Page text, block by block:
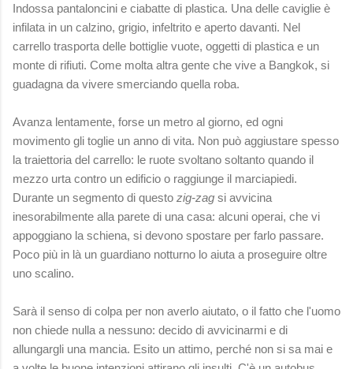
Indossa pantaloncini e ciabatte di plastica. Una delle caviglie è
infilata in un calzino, grigio, infeltrito e aperto davanti. Nel
carrello trasporta delle bottiglie vuote, oggetti di plastica e un
monte di rifiuti. Come molta altra gente che vive a Bangkok, si
guadagna da vivere smerciando quella roba.
Avanza lentamente, forse un metro al giorno, ed ogni
movimento gli toglie un anno di vita. Non può aggiustare spesso
la traiettoria del carrello: le ruote svoltano soltanto quando il
mezzo urta contro un edificio o raggiunge il marciapiedi.
Durante un segmento di questo zig-zag si avvicina
inesorabilmente alla parete di una casa: alcuni operai, che vi
appoggiano la schiena, si devono spostare per farlo passare.
Poco più in là un guardiano notturno lo aiuta a proseguire oltre
uno scalino.
Sarà il senso di colpa per non averlo aiutato, o il fatto che l'uomo
non chiede nulla a nessuno: decido di avvicinarmi e di
allungargli una mancia. Esito un attimo, perché non si sa mai e